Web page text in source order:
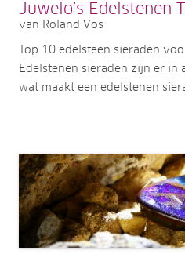
Juwelo’s Edelstenen
van Roland Vos
Top 10 edelsteen sieraden
Edelstenen sieraden zijn er in
wat maakt een edelstenen